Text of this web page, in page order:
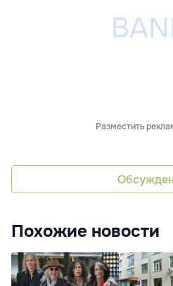
Разместить
Похожие новости